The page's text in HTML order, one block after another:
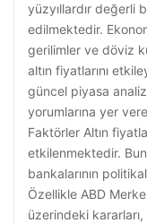
yüzyıllardır değerli
edilmektedir.
gerilimler ve döviz
altın fiyatlarını
güncel piyasa
yorumlarına yer
Faktörler Altın
etkilenmektedir.
bankalarının
Özellikle ABD
üzerindeki